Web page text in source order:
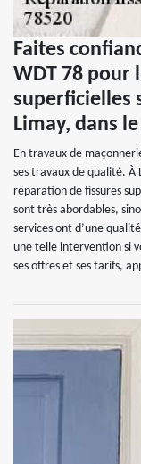
Faites
WDT 78 pour
superficielles
Limay, dans
En travaux de
ses travaux de qualité.
réparation de fissures
sont très abordables,
services ont d’une
une telle intervention si
ses offres et ses tarifs,